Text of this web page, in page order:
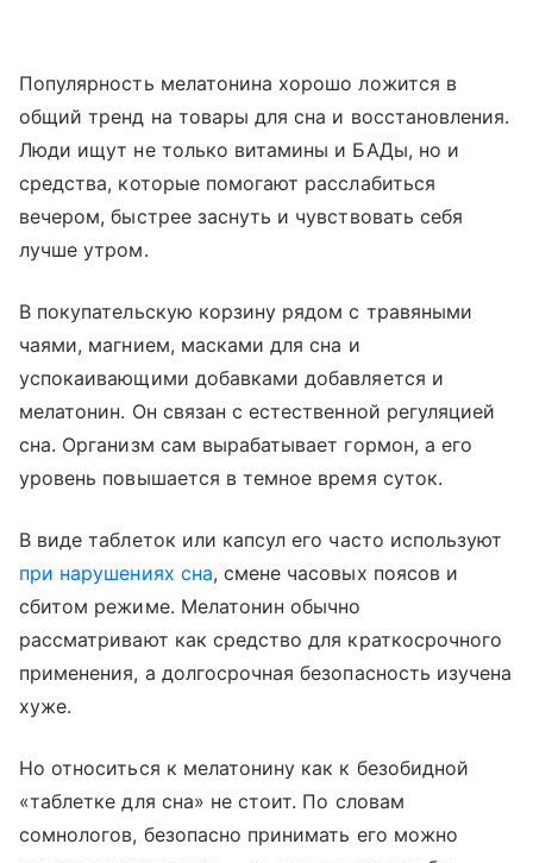
Популярность мелатонина хорошо ложится в
общий тренд на товары для сна и восстановления.
Люди ищут не только витамины и БАДы, но и
средства, которые помогают расслабиться
вечером, быстрее заснуть и чувствовать себя
лучше утром.
В покупательскую корзину рядом с травяными
чаями, магнием, масками для сна и
успокаивающими добавками добавляется и
мелатонин. Он связан с естественной регуляцией
сна. Организм сам вырабатывает гормон, а его
уровень повышается в темное время суток.
В виде таблеток или капсул его часто используют
при нарушениях сна, смене часовых поясов и
сбитом режиме. Мелатонин обычно
рассматривают как средство для краткосрочного
применения, а долгосрочная безопасность изучена
хуже.
Но относиться к мелатонину как к безобидной
«таблетке для сна» не стоит. По словам
сомнологов, безопасно принимать его можно